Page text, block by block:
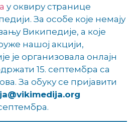
у оквиру странице
За особе које немају
Википедије, а које
нашој акцији,
је организовала онлајн
15. септембра са
За обуку се пријавити